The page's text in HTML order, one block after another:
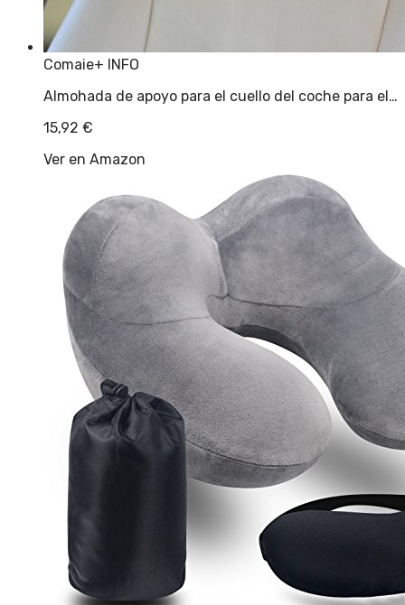
Comaie+ INFO
Almohada de apoyo para el cuello del coche para el…
15,92 €
Ver en Amazon